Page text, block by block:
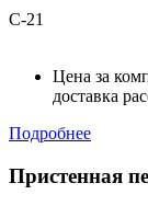
С-21
Цена за
доставка
Подробнее
Пристенная